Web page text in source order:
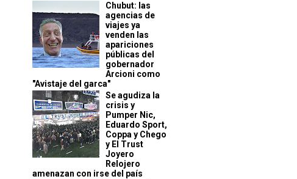
Chubut: las
agencias de
viajes ya
venden las
apariciones
públicas del
gobernador
Arcioni como
"Avistaje del garca"
Se agudiza la
crisis y
Pumper Nic,
Eduardo Sport,
Coppa y Chego
y El Trust
Joyero
Relojero
amenazan con irse del país